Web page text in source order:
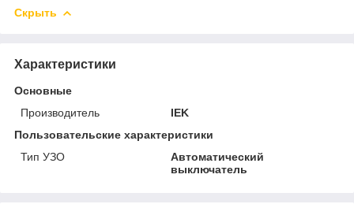
Скрыть
Характеристики
Основные
Производитель
IEK
Пользовательские характеристики
Тип УЗО
Автоматический
выключатель